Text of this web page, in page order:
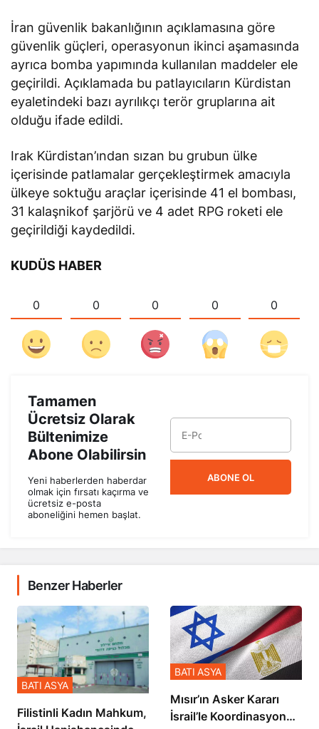
İran güvenlik bakanlığının açıklamasına göre
güvenlik güçleri, operasyonun ikinci aşamasında
ayrıca bomba yapımında kullanılan maddeler ele
geçirildi. Açıklamada bu patlayıcıların Kürdistan
eyaletindeki bazı ayrılıkçı terör gruplarına ait
olduğu ifade edildi.
Irak Kürdistan’ından sızan bu grubun ülke
içerisinde patlamalar gerçekleştirmek amacıyla
ülkeye soktuğu araçlar içerisinde 41 el bombası,
31 kalaşnikof şarjörü ve 4 adet RPG roketi ele
geçirildiği kaydedildi.
KUDÜS HABER
0 0 0 0 0
Tamamen
Ücretsiz Olarak
Bültenimize
Abone Olabilirsin
Yeni haberlerden haberdar
olmak için fırsatı kaçırma ve
ücretsiz e-posta
aboneliğini hemen başlat.
ABONE OL
Benzer Haberler
Filistinli Kadın Mahkum,
BATI ASYA
Mısır’ın Asker Kararı
İsrail’le Koordinasyon
BATI ASYA